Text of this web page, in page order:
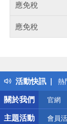
應免稅
應免稅
活動快訊
得
熱
銀
偏
詐
關於我們
官網
主題活動 會員